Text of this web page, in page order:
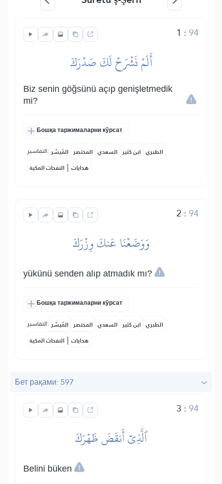
1 :94
أَلَمۡ نَشۡرَحۡ لَكَ صَدۡرَكَ
Biz senin göğsünü açıp genişletmedik
mi?
Бошқа таржималарни кўрсат
التفاسير: المُيسَّر المختصر السعدي ابن كثير الطبري
النفحات المكية | هدايات
2 :94
وَوَضَعۡنَا عَنكَ وِزۡرَكَ
yükünü senden alıp atmadık mı?
Бошқа таржималарни кўрсат
التفاسير: المُيسَّر المختصر السعدي ابن كثير الطبري
النفحات المكية | هدايات
Бет рақами: 597
3 :94
ٱلَّذِيٓ أَنقَضَ ظَهۡرَكَ
Belini büken